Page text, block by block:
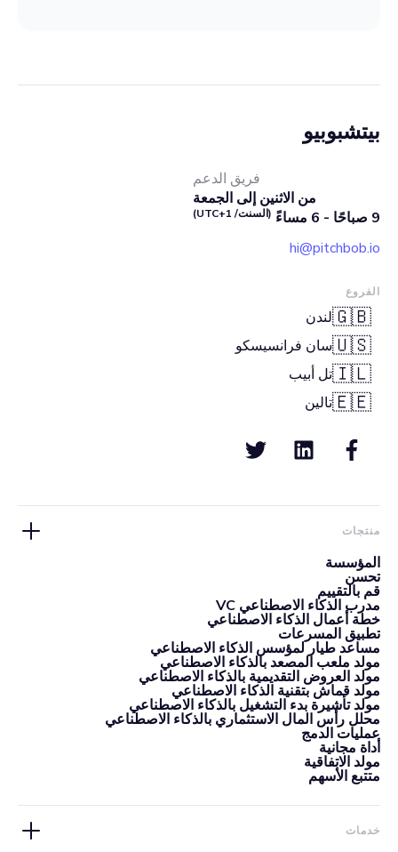
بيتشبوبيو
فريق الدعم
من الاثنين إلى الجمعة
9 صباحًا - 6 مساءً
(السنت/ UTC+1)
hi@pitchbob.io
الفروع
🇬🇧لندن
🇺🇸سان فرانسيسكو
🇮🇱تل أبيب
🇪🇪تالين
منتجات
المؤسسة
تحسن
قم بالتقييم
مدرب الذكاء الاصطناعي VC
خطة أعمال الذكاء الاصطناعي
تطبيق المسرعات
مساعد طيار لمؤسس الذكاء الاصطناعي
مولد ملعب المصعد بالذكاء الاصطناعي
مولد العروض التقديمية بالذكاء الاصطناعي
مولد قماش بتقنية الذكاء الاصطناعي
مولد تأشيرة بدء التشغيل بالذكاء الاصطناعي
محلل رأس المال الاستثماري بالذكاء الاصطناعي
عمليات الدمج
أداة مجانية
مولد الاتفاقية
متتبع الأسهم
خدمات